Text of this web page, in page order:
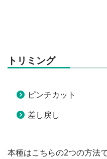
トリミング
ピンチカット
差し戻し
本種はこちらの2つの方法